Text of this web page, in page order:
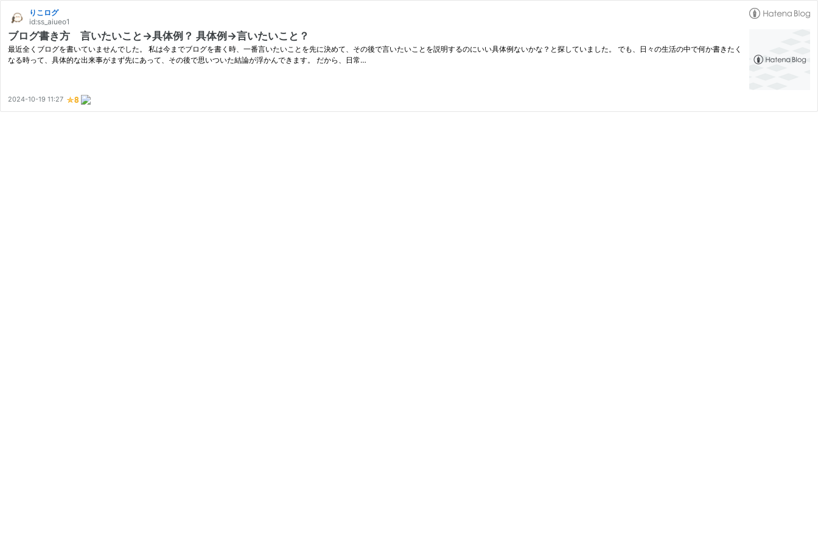
りこログ
id:ss_aiueo1
ブログ書き方 言いたいこと→具体例？ 具体例→言いたいこと？
最近全くブログを書いていませんでした。 私は今までブログを書く時、一番言いたいことを先に決めて、その後で言いたいことを説明するのにいい具体例ないかな？と探していました。 でも、日々の生活の中で何か書きたく
なる時って、具体的な出来事がまず先にあって、その後で思いついた結論が浮かんできます。 だから、日常…
2024-10-19 11:27